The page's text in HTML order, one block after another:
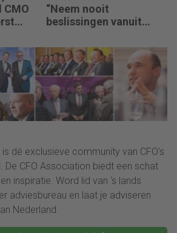
“Neem nooit
beslissingen vanuit
visie.”
dé exclusieve community van CFO's
De CFO Association biedt een schat
inspiratie. Word lid van ‘s lands
adviesbureau en laat je adviseren
Nederland.